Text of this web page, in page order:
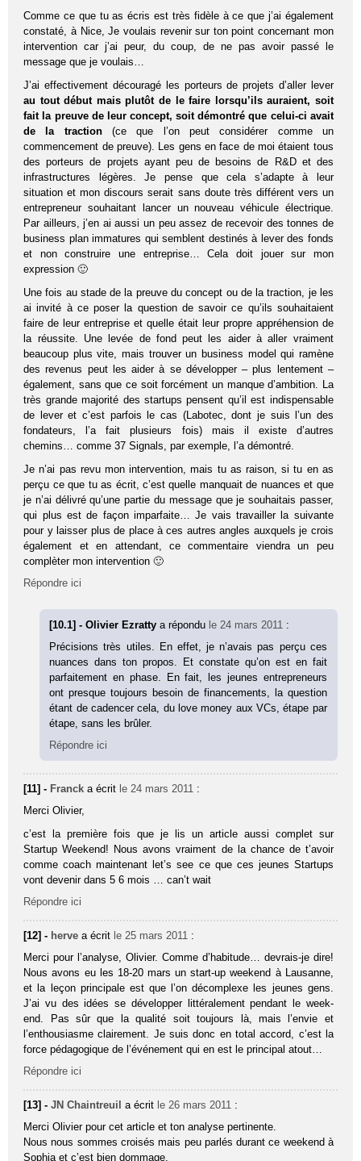
Comme ce que tu as écris est très fidèle à ce que j’ai également
constaté, à Nice, Je voulais revenir sur ton point concernant mon
intervention car j’ai peur, du coup, de ne pas avoir passé le
message que je voulais…
J’ai effectivement découragé les porteurs de projets d’aller lever
au tout début mais plutôt de le faire lorsqu’ils auraient, soit
fait la preuve de leur concept, soit démontré que celui-ci avait
de la traction(ce que l’on peut considérer comme un
commencement de preuve). Les gens en face de moi étaient tous
des porteurs de projets ayant peu de besoins de R&D et des
infrastructures légères. Je pense que cela s’adapte à leur
situation et mon discours serait sans doute très différent vers un
entrepreneur souhaitant lancer un nouveau véhicule électrique.
Par ailleurs, j’en ai aussi un peu assez de recevoir des tonnes de
business plan immatures qui semblent destinés à lever des fonds
et non construire une entreprise… Cela doit jouer sur mon
expression 🙂
Une fois au stade de la preuve du concept ou de la traction, je les
ai invité à ce poser la question de savoir ce qu’ils souhaitaient
faire de leur entreprise et quelle était leur propre appréhension de
la réussite. Une levée de fond peut les aider à aller vraiment
beaucoup plus vite, mais trouver un business model qui ramène
des revenus peut les aider à se développer – plus lentement –
également, sans que ce soit forcément un manque d’ambition. La
très grande majorité des startups pensent qu’il est indispensable
de lever et c’est parfois le cas (Labotec, dont je suis l’un des
fondateurs, l’a fait plusieurs fois) mais il existe d’autres
chemins… comme 37 Signals, par exemple, l’a démontré.
Je n’ai pas revu mon intervention, mais tu as raison, si tu en as
perçu ce que tu as écrit, c’est quelle manquait de nuances et que
je n’ai délivré qu’une partie du message que je souhaitais passer,
qui plus est de façon imparfaite… Je vais travailler la suivante
pour y laisser plus de place à ces autres angles auxquels je crois
également et en attendant, ce commentaire viendra un peu
complèter mon intervention 🙂
Répondre ici
[10.1] - Olivier Ezrattya répondu le 24 mars 2011 :
Précisions très utiles. En effet, je n’avais pas perçu ces
nuances dans ton propos. Et constate qu’on est en fait
parfaitement en phase. En fait, les jeunes entrepreneurs
ont presque toujours besoin de financements, la question
étant de cadencer cela, du love money aux VCs, étape par
étape, sans les brûler.
Répondre ici
[11] - Franck a écrit le 24 mars 2011 :
Merci Olivier,
c’est la première fois que je lis un article aussi complet sur
Startup Weekend! Nous avons vraiment de la chance de t’avoir
comme coach maintenant let’s see ce que ces jeunes Startups
vont devenir dans 5 6 mois … can’t wait
Répondre ici
[12] - herve a écrit le 25 mars 2011 :
Merci pour l’analyse, Olivier. Comme d’habitude… devrais-je dire!
Nous avons eu les 18-20 mars un start-up weekend à Lausanne,
et la leçon principale est que l’on décomplexe les jeunes gens.
J’ai vu des idées se développer littéralement pendant le week-
end. Pas sûr que la qualité soit toujours là, mais l’envie et
l’enthousiasme clairement. Je suis donc en total accord, c’est la
force pédagogique de l’événement qui en est le principal atout…
Répondre ici
[13] -JN Chaintreuil a écrit le 26 mars 2011 :
Merci Olivier pour cet article et ton analyse pertinente.
Nous nous sommes croisés mais peu parlés durant ce weekend à
Sophia et c’est bien dommage.